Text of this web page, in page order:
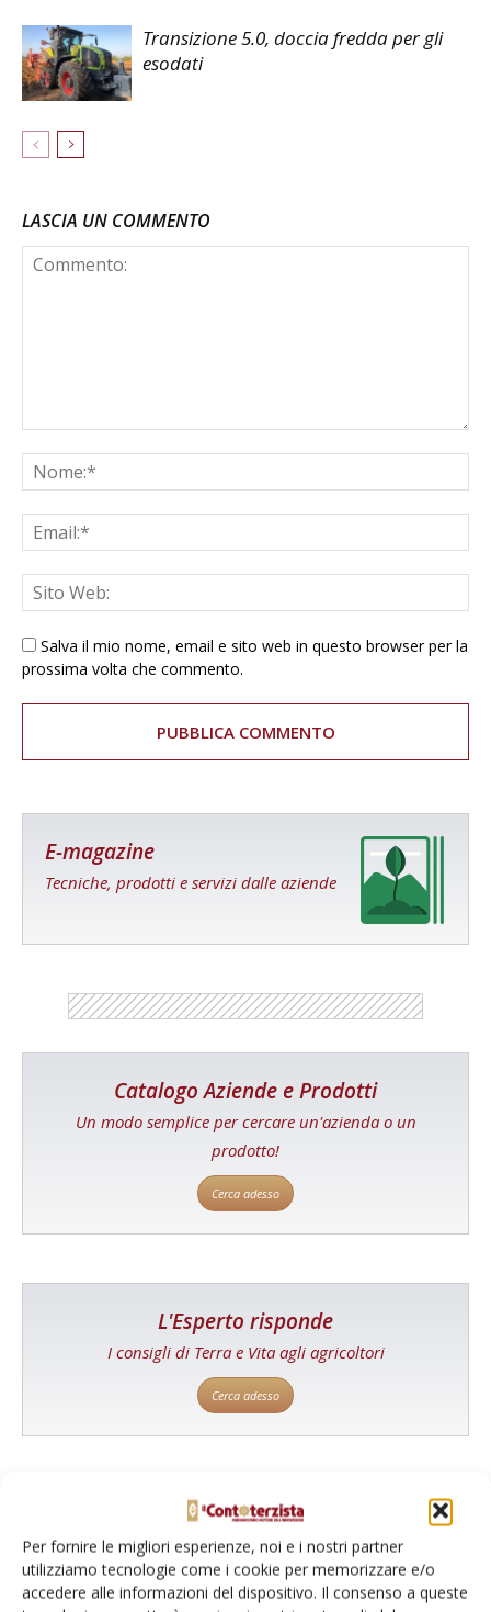
Per fornire le migliori esperienze, noi e i nostri partner
utilizziamo tecnologie come i cookie per memorizzare e/o
accedere alle informazioni del dispositivo. Il consenso a queste
Transizione 5.0, doccia fredda per gli
esodati
LASCIA UN COMMENTO
Salva il mio nome, email e sito web in questo browser per la
prossima volta che commento.
E-magazine
Tecniche, prodotti e servizi dalle aziende
Catalogo Aziende e Prodotti
Un modo semplice per cercare un'azienda o un
prodotto!
Cerca adesso
L'Esperto risponde
I consigli di Terra e Vita agli agricoltori
Cerca adesso